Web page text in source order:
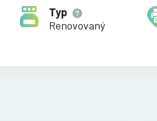
Typ
Renovovaný